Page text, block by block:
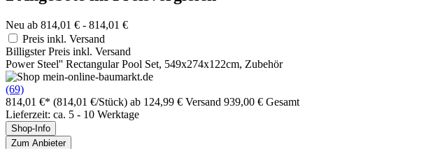
Neu ab 814,01 € - 814,01 €
Preis inkl. Versand
Billigster Preis inkl. Versand
Power Steel'' Rectangular Pool Set, 549x274x122cm, Zubehör
(69)
814,01 €* (814,01 €/Stück) ab 124,99 € Versand 939,00 € Gesamt
Lieferzeit: ca. 5 - 10 Werktage
Shop-Info
Zum Anbieter